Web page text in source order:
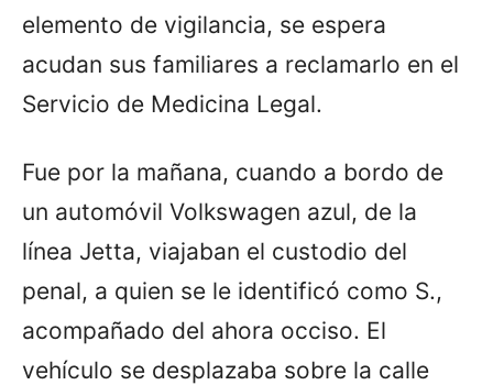
elemento de vigilancia, se espera
acudan sus familiares a reclamarlo en el
Servicio de Medicina Legal.
Fue por la mañana, cuando a bordo de
un automóvil Volkswagen azul, de la
línea Jetta, viajaban el custodio del
penal, a quien se le identificó como S.,
acompañado del ahora occiso. El
vehículo se desplazaba sobre la calle